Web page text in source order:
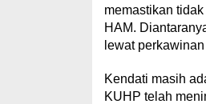
memastikan
HAM.
lewat
Kendati masih
KUHP telah